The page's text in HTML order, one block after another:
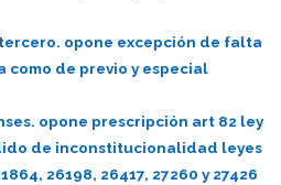
opone excepción de falta
como de previo y especial
opone prescripción art 82 ley
de inconstitucionalidad leyes
26198, 26417, 27260 y 27426